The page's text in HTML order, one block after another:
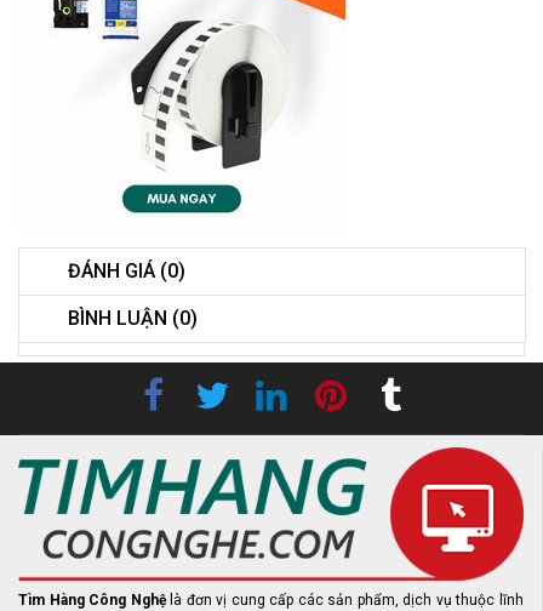
ĐÁNH GIÁ (0)
BÌNH LUẬN (0)
Tìm Hàng Công Nghệ là đơn vị cung cấp các sản phẩm, dịch vụ thuộc lĩnh